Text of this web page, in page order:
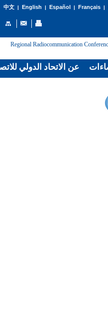
中文| English | Español | Français|
: [Regional Radiocommunication
عن الاتحاد الدولي